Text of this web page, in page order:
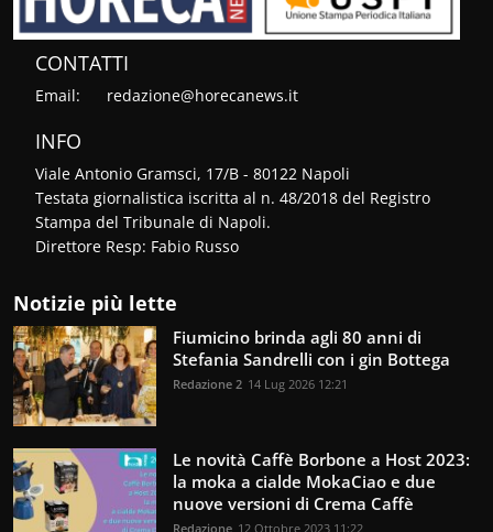
CONTATTI
Email: redazione@horecanews.it
INFO
Viale Antonio Gramsci, 17/B - 80122 Napoli
Testata giornalistica iscritta al n. 48/2018 del Registro
Stampa del Tribunale di Napoli.
Direttore Resp: Fabio Russo
Notizie più lette
Fiumicino brinda agli 80 anni di
Stefania Sandrelli con i gin Bottega
Redazione 2 14 Lug 2026 12:21
Le novità Caffè Borbone a Host 2023:
la moka a cialde MokaCiao e due
nuove versioni di Crema Caffè
Redazione 12 Ottobre 2023 11:22